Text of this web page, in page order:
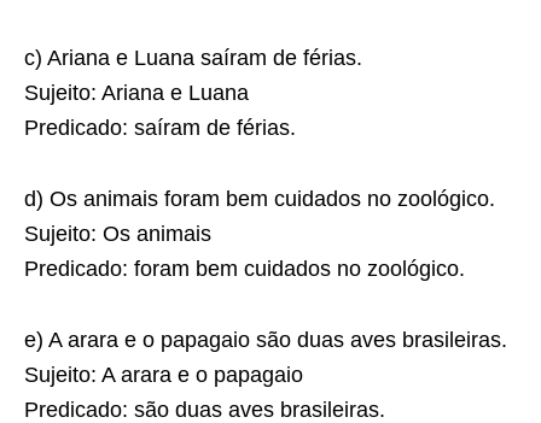
c) Ariana e Luana saíram de férias.
Sujeito: Ariana e Luana
Predicado: saíram de férias.
d) Os animais foram bem cuidados no zoológico.
Sujeito: Os animais
Predicado: foram bem cuidados no zoológico.
e) A arara e o papagaio são duas aves brasileiras.
Sujeito: A arara e o papagaio
Predicado: são duas aves brasileiras.